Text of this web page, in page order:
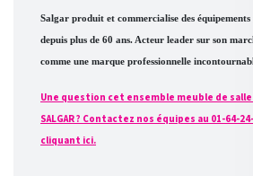
Salgar produit et commercialise des
depuis plus de 60 ans. Acteur leader sur son
comme une marque professionnelle
Une question cet ensemble meuble de
SALGAR ? Contactez nos équipes au 01-64-
cliquant ici.